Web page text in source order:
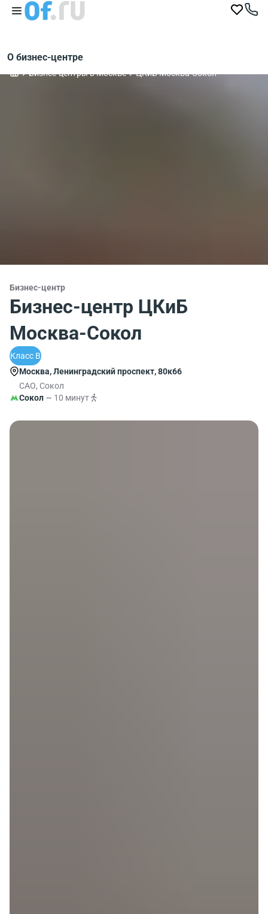
О бизнес-центре
Бизнес-центры в Москве ЦКиБ Москва-Сокол
Бизнес-центр
Бизнес-центр ЦКиБ
Москва-Сокол
Класс B
Москва, Ленинградский проспект, 80к66
САО, Сокол
Сокол ~ 10 минут